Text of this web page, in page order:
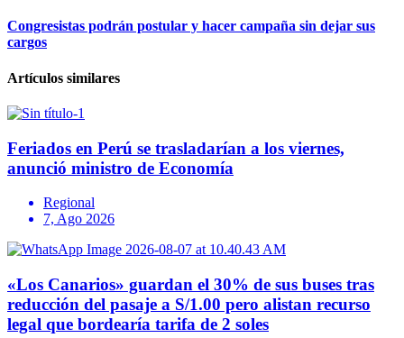
Congresistas podrán postular y hacer campaña sin dejar sus
cargos
Artículos similares
Feriados en Perú se trasladarían a los viernes,
anunció ministro de Economía
Regional
7, Ago 2026
«Los Canarios» guardan el 30% de sus buses tras
reducción del pasaje a S/1.00 pero alistan recurso
legal que bordearía tarifa de 2 soles